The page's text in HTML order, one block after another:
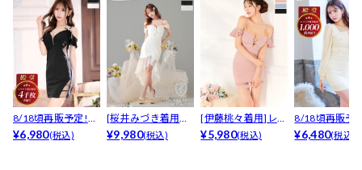
8/18頃再販予定!
【累計販売40...
¥6,980(税込)
[桜井みづき着用★
小さめサイズドレ
¥9,980(税込)
[伊藤桃々着用]レー
スアップＶカット
¥5,980(税込)
8/18頃再販予
【累計販売
¥6,480(税込)